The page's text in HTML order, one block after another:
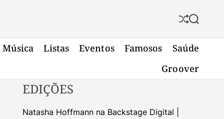
S
f
l
S
a
r
h
Música Listas Eventos Famosos
Saúde
Groover
EDIÇÕES
Natasha Hoffmann na Backstage Digital |